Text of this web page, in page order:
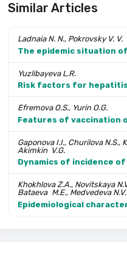
Similar Articles
Ladnaia N. N., Pokrovsky V. V.
The epidemic situation
Yuzlibayeva L.R.
Risk factors for
Efremova O.S., Yurin O.G.
Features of vaccination
Gaponova I.I., Churilova N.S.,
Akimkin V.G.
Dynamics of incidence
Khokhlova Z.A., Novitskaya
Bataeva M.E., Medvedeva N.V.
Epidemiological